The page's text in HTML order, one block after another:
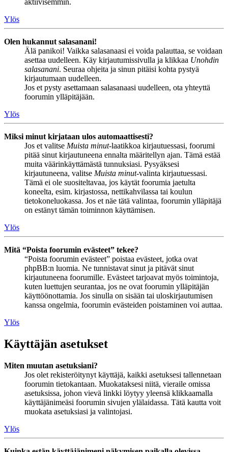
aktiivisemmin.
Ylös
Olen hukannut salasanani!
Älä panikoi! Vaikka salasanaasi ei voida palauttaa, se voidaan
asettaa uudelleen. Käy kirjautumissivulla ja klikkaa Unohdin
salasanani. Seuraa ohjeita ja sinun pitäisi kohta pystyä
kirjautumaan uudelleen.
Jos et pysty asettamaan salasanaasi uudelleen, ota yhteyttä
foorumin ylläpitäjään.
Ylös
Miksi minut kirjataan ulos automaattisesti?
Jos et valitse Muista minut-laatikkoa kirjautuessasi, foorumi
pitää sinut kirjautuneena ennalta määritellyn ajan. Tämä estää
muita väärinkäyttämästä tunnuksiasi. Pysyäksesi
kirjautuneena, valitse Muista minut-valinta kirjautuessasi.
Tämä ei ole suositeltavaa, jos käytät foorumia jaetulta
koneelta, esim. kirjastossa, nettikahvilassa tai koulun
tietokoneluokassa. Jos et näe tätä valintaa, foorumin ylläpitäjä
on estänyt tämän toiminnon käyttämisen.
Ylös
Mitä “Poista foorumin evästeet” tekee?
“Poista foorumin evästeet” poistaa evästeet, jotka ovat
phpBB:n luomia. Ne tunnistavat sinut ja pitävät sinut
kirjautuneena foorumille. Evästeet tarjoavat myös toimintoja,
kuten luettujen seurantaa, jos ne ovat foorumin ylläpitäjän
käyttöönottamia. Jos sinulla on sisään tai uloskirjautumisen
kanssa ongelmia, foorumin evästeiden poistaminen voi auttaa.
Ylös
Käyttäjän asetukset
Miten muutan asetuksiani?
Jos olet rekisteröitynyt käyttäjä, kaikki asetuksesi tallennetaan
foorumin tietokantaan. Muokataksesi niitä, vieraile omissa
asetuksissa, johon vievä linkki löytyy yleensä klikkaamalla
käyttäjänimeäsi foorumin sivujen ylälaidassa. Tätä kautta voit
muokata asetuksiasi ja valintojasi.
Ylös